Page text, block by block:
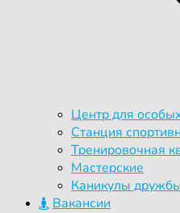
Центр для
Станция
Тренировочная
Мастерские
Каникулы
Вакансии